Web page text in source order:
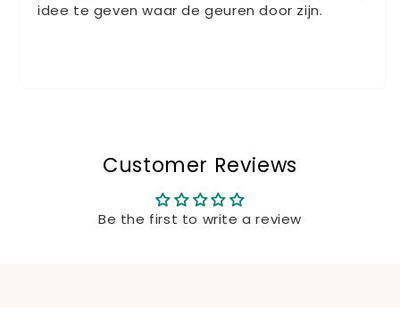
idee te geven waar de geuren door zijn.
Customer Reviews
Be the first to write a review